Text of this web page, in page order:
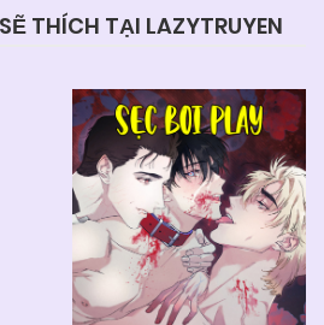
THÍCH TẠI LAZYTRUYEN